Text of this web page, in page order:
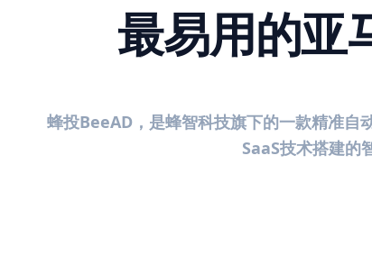
最易用的亚
蜂投BeeAD，是蜂智科技旗下的一款精准自
SaaS技术搭建的